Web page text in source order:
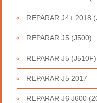
REPARAR J4+ 2018
REPARAR J5 (J500)
REPARAR J5 (J510F)
REPARAR J5 2017
REPARAR J6 J600